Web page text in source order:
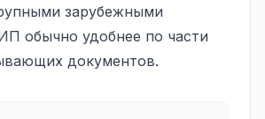
зарубежными
обычно удобнее по части
документов.